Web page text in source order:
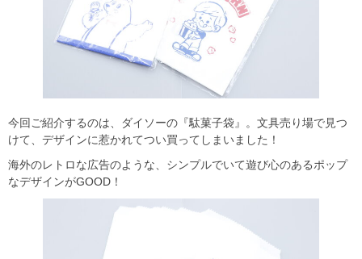
今回ご紹介するのは、ダイソーの『駄菓子袋』。文具売り場で見つ
けて、デザインに惹かれてつい買ってしまいました！
海外のレトロな広告のような、シンプルでいて遊び心のあるポップ
なデザインがGOOD！